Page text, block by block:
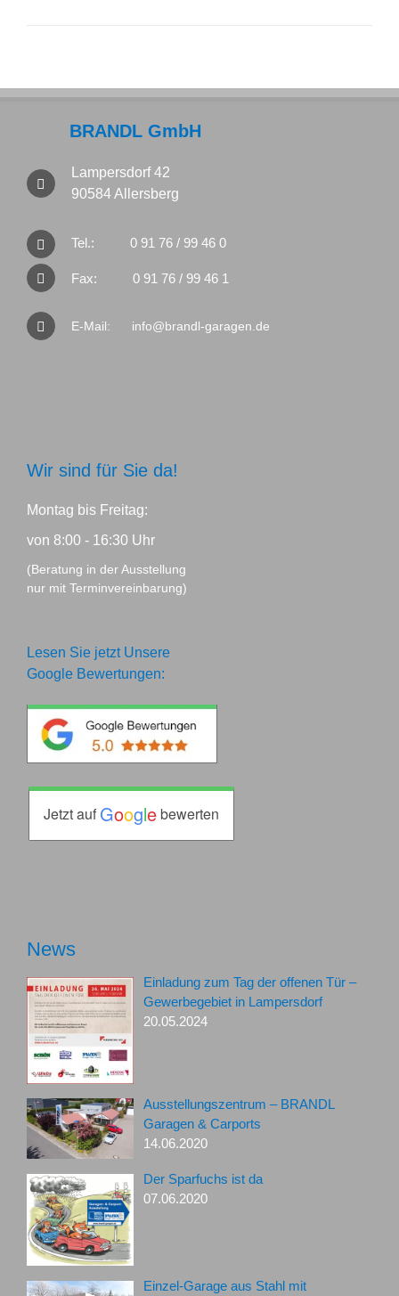
BRANDL GmbH
Lampersdorf 42
90584 Allersberg
Tel.: 0 91 76 / 99 46 0
Fax: 0 91 76 / 99 46 1
E-Mail: info@brandl-garagen.de
Wir sind für Sie da!
Montag bis Freitag:
von 8:00 - 16:30 Uhr
(Beratung in der Ausstellung
nur mit Terminvereinbarung)
Lesen Sie jetzt Unsere
Google Bewertungen:
Jetzt auf Googlebewerten
News
Einladung zum Tag der offenen Tür –
Gewerbegebiet in Lampersdorf
20.05.2024
Ausstellungszentrum – BRANDL
Garagen & Carports
14.06.2020
Der Sparfuchs ist da
07.06.2020
Einzel-Garage aus Stahl mit